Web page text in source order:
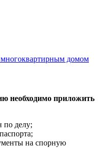
многоквартирным домом
необходимо приложить
по делу;
на спорную